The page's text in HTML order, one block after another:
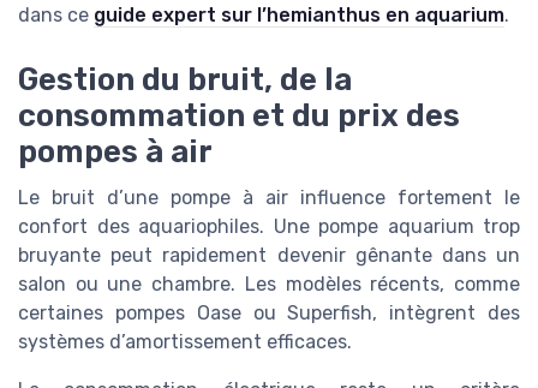
dans ce guide expert sur l’hemianthus en aquarium.
Gestion du bruit, de la
consommation et du prix des
pompes à air
Le bruit d’une pompe à air influence fortement le
confort des aquariophiles. Une pompe aquarium trop
bruyante peut rapidement devenir gênante dans un
salon ou une chambre. Les modèles récents, comme
certaines pompes Oase ou Superfish, intègrent des
systèmes d’amortissement efficaces.